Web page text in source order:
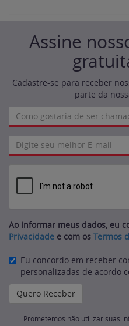
Assine
Cadastre-se para receber
parte da
Ao informar meus dados, eu
Privacidade e com os Termos
Eu concordo em receber
personalizadas de acordo
Prometemos não utilizar suas